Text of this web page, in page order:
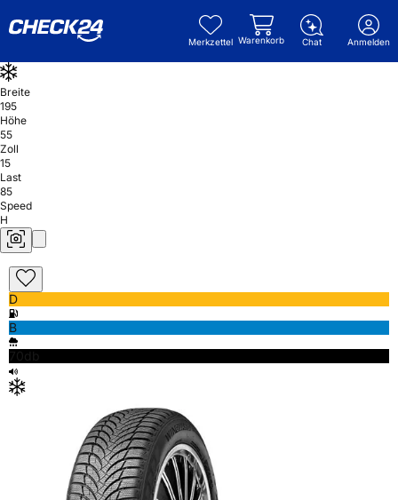
Merkzettel Warenkorb Chat Anmelden
Breite
195
Höhe
55
Zoll
15
Last
85
Speed
H
D
B
70db